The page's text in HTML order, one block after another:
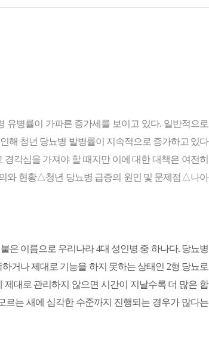
유병률이 가파른 증가세를 보이고 있다. 일반적으로
해 청년 당뇨병 발병률이 지속적으로 증가하고 있다
각심을 가져야 할 때지만 이에 대한 대책은 여전히
와 현황△청년 당뇨병 급증의 원인 및 문제점△나아
은 이름으로 우리나라 4대 성인병 중 하나다. 당뇨병
거나 제대로 기능을 하지 못하는 상태인 2형 당뇨로
대로 관리하지 않으면 시간이 지날수록 더 많은 합
르는 새에 심각한 수준까지 진행되는 경우가 많다는